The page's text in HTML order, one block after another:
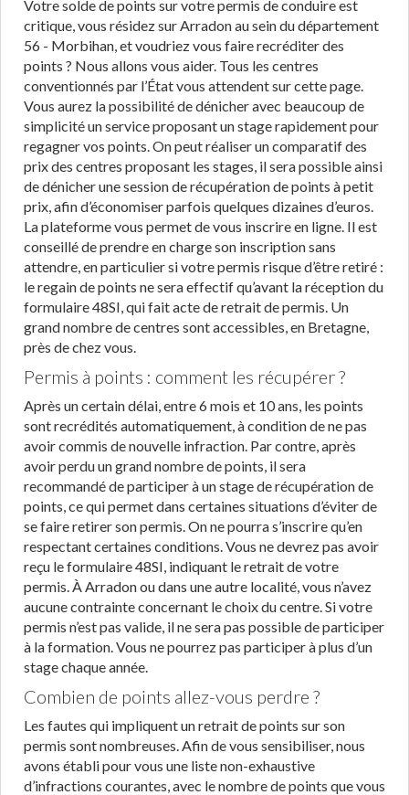
Votre solde de points sur votre permis de conduire est
critique, vous résidez sur Arradon au sein du département
56 - Morbihan, et voudriez vous faire recréditer des
points ? Nous allons vous aider. Tous les centres
conventionnés par l’État vous attendent sur cette page.
Vous aurez la possibilité de dénicher avec beaucoup de
simplicité un service proposant un stage rapidement pour
regagner vos points. On peut réaliser un comparatif des
prix des centres proposant les stages, il sera possible ainsi
de dénicher une session de récupération de points à petit
prix, afin d’économiser parfois quelques dizaines d’euros.
La plateforme vous permet de vous inscrire en ligne. Il est
conseillé de prendre en charge son inscription sans
attendre, en particulier si votre permis risque d’être retiré :
le regain de points ne sera effectif qu’avant la réception du
formulaire 48SI, qui fait acte de retrait de permis. Un
grand nombre de centres sont accessibles, en Bretagne,
près de chez vous.
Permis à points : comment les récupérer ?
Après un certain délai, entre 6 mois et 10 ans, les points
sont recrédités automatiquement, à condition de ne pas
avoir commis de nouvelle infraction. Par contre, après
avoir perdu un grand nombre de points, il sera
recommandé de participer à un stage de récupération de
points, ce qui permet dans certaines situations d’éviter de
se faire retirer son permis. On ne pourra s’inscrire qu’en
respectant certaines conditions. Vous ne devrez pas avoir
reçu le formulaire 48SI, indiquant le retrait de votre
permis. À Arradon ou dans une autre localité, vous n’avez
aucune contrainte concernant le choix du centre. Si votre
permis n’est pas valide, il ne sera pas possible de participer
à la formation. Vous ne pourrez pas participer à plus d’un
stage chaque année.
Combien de points allez-vous perdre ?
Les fautes qui impliquent un retrait de points sur son
permis sont nombreuses. Afin de vous sensibiliser, nous
avons établi pour vous une liste non-exhaustive
d’infractions courantes, avec le nombre de points que vous